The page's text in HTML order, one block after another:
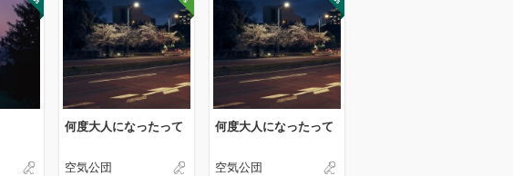
何度大人になったって
空気公団
何度大人になったって
空気公団